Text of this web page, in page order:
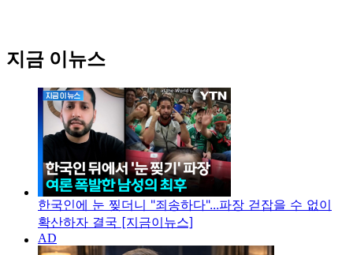
지금 이뉴스
한국인에 눈 찢더니 "죄송하다"...파장 걷잡을 수 없이
확산하자 결국 [지금이뉴스]